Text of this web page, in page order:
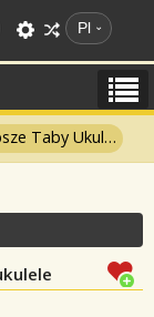
Pl
Taby Ukulele